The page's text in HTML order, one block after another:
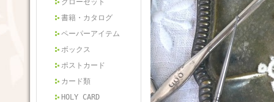
クローゼット
書籍・カタログ
ペーパーアイテム
ボックス
ポストカード
カード類
HOLY CARD